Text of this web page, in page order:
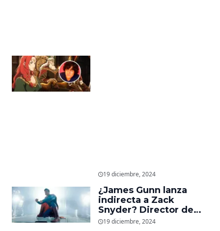
19 diciembre, 2024
¿James Gunn lanza
indirecta a Zack
Snyder? Director de
‘Superman’ explica
19 diciembre, 2024